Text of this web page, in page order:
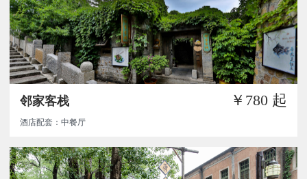
邻家客栈 ￥780 起
酒店配套：中餐厅